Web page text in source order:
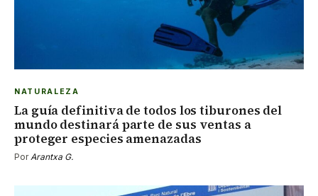
NATURALEZA
La guía definitiva de todos los tiburones del
mundo destinará parte de sus ventas a
proteger especies amenazadas
PorArantxa G.